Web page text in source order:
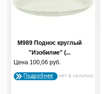
М989 Поднос круглый
"Изобилие" (...
Цена 100,06 руб.
Подробнее